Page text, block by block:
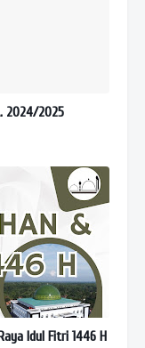
2024/2025
Idul Fitri 1446 H